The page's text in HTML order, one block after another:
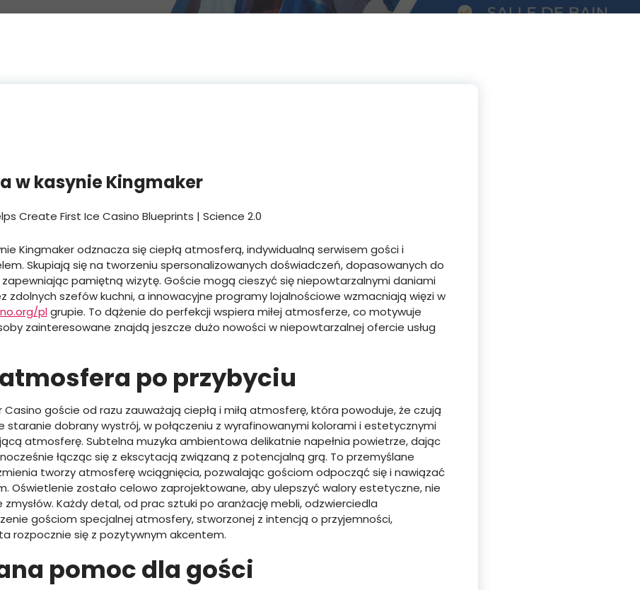
w kasynie Kingmaker
Kingmaker odznacza się ciepłą atmosferą, indywidualną serwisem gości i
Skupiają się na tworzeniu spersonalizowanych doświadczeń, dopasowanych do
pamiętną wizytę. Goście mogą cieszyć się niepowtarzalnymi daniami
zdolnych szefów kuchni, a innowacyjne programy lojalnościowe wzmacniają więzi w
plgrupie. To dążenie do perfekcji wspiera miłej atmosferze, co motywuje
zainteresowane znajdą jeszcze dużo nowości w niepowtarzalnej ofercie usług
po przybyciu
Casino goście od razu zauważają ciepłą i miłą atmosferę, która powoduje, że czują
staranie dobrany wystrój, w połączeniu z wyrafinowanymi kolorami i estetycznymi
atmosferę. Subtelna muzyka ambientowa delikatnie napełnia powietrze, dając
łącząc się z ekscytacją związaną z potencjalną grą. To przemyślane
tworzy atmosferę wciągnięcia, pozwalając gościom odpocząć się i nawiązać
Oświetlenie zostało celowo zaprojektowane, aby ulepszyć walory estetyczne, nie
Każdy detal, od prac sztuki po aranżację mebli, odzwierciedla
gościom specjalnej atmosfery, stworzonej z intencją o przyjemności,
rozpocznie się z pozytywnym akcentem.
pomoc dla gości